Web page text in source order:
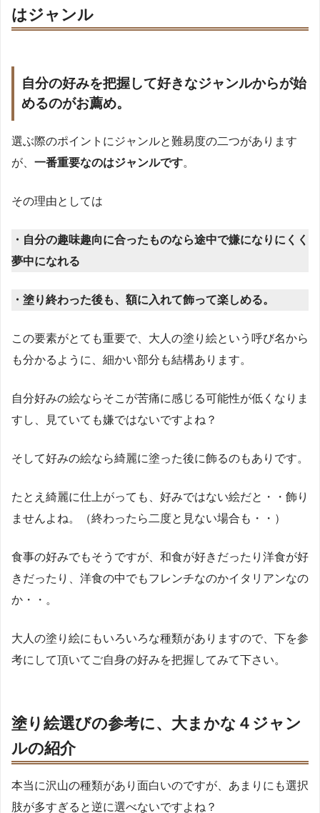
はジャンル
自分の好みを把握して好きなジャンルからが始
めるのがお薦め。
選ぶ際のポイントにジャンルと難易度の二つがあります
が、 一番重要なのはジャンルです。
その理由としては
・自分の趣味趣向に合ったものなら途中で嫌になりにくく
夢中になれる
・塗り終わった後も、額に入れて飾って楽しめる。
この要素がとても重要で、大人の塗り絵という呼び名から
も分かるように、細かい部分も結構あります。
自分好みの絵ならそこが苦痛に感じる可能性が低くなりま
すし、見ていても嫌ではないですよね？
そして好みの絵なら綺麗に塗った後に飾るのもありです。
たとえ綺麗に仕上がっても、好みではない絵だと・・飾り
ませんよね。（終わったら二度と見ない場合も・・）
食事の好みでもそうですが、和食が好きだったり洋食が好
きだったり、洋食の中でもフレンチなのかイタリアンなの
か・・。
大人の塗り絵にもいろいろな種類がありますので、下を参
考にして頂いてご自身の好みを把握してみて下さい。
塗り絵選びの参考に、大まかな４ジャン
ルの紹介
本当に沢山の種類があり面白いのですが、あまりにも選択
肢が多すぎると逆に選べないですよね？